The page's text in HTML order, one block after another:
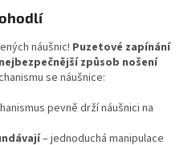
náušnic! Puzetové zapínání
nejbezpečnější způsob nošení
se náušnice:
pevně drží náušnici na
– jednoduchá manipulace